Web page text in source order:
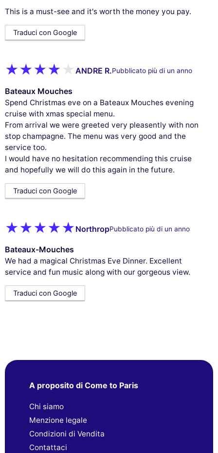
This is a must-see and it's worth the money you pay.
Traduci con Google
ANDRE R.Pubblicato più di un anno
Bateaux Mouches
Spend Christmas eve on a Bateaux Mouches evening
cruise with xmas special menu.
From arrival we were greeted very pleasently with non
stop champagne. The menu was very good and the
service too.
I would have no hesitation recommending this cruise
and hopefully we will do this again in the future.
Traduci con Google
NorthropPubblicato più di un anno
Bateaux-Mouches
We had a magical Christmas Eve Dinner. Excellent
service and fun music along with our gorgeous view.
Traduci con Google
A proposito di Come to Paris
Chi siamo
Menzione legale
Condizioni di Vendita
Contattaci